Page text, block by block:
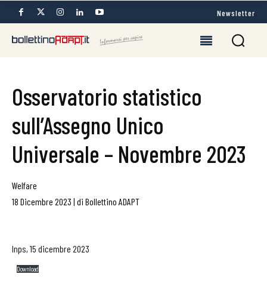
Newsletter
Osservatorio statistico
sull’Assegno Unico
Universale – Novembre 2023
Welfare
18 Dicembre 2023 | di Bollettino ADAPT
Inps, 15 dicembre 2023
Download